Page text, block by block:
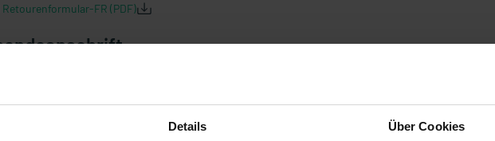
Details Über Cookies
FR (PDF)
& Co. KG
23